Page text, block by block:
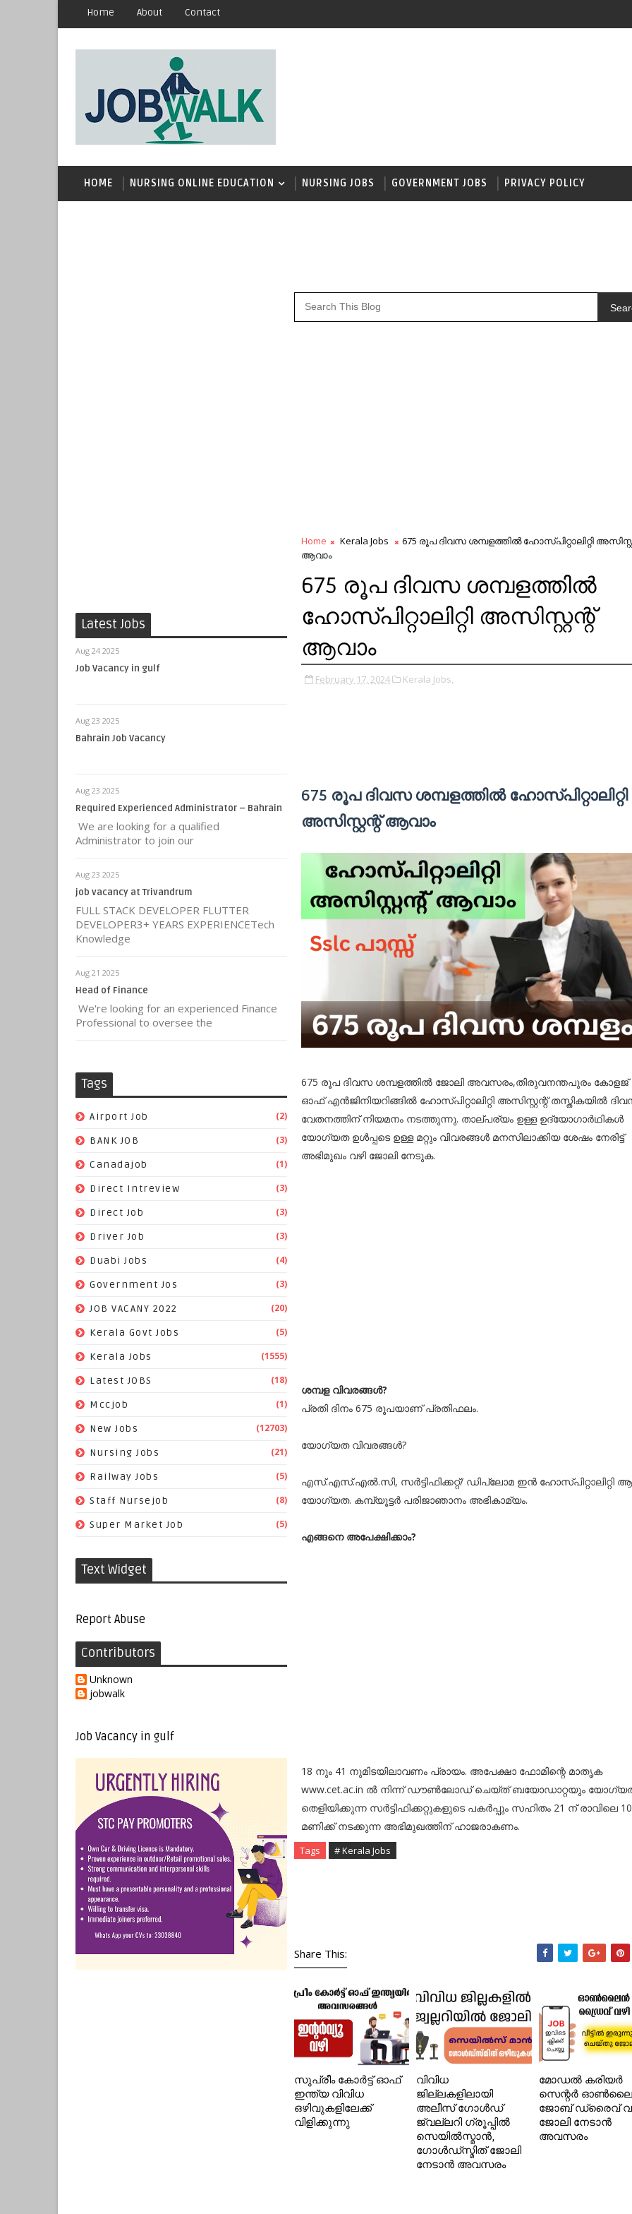
Home About Contact
HOME NURSING ONLINE EDUCATION NURSING JOBS GOVERNMENT JOBS PRIVACY POLICY
Latest Jobs
Aug 24 2025
Job Vacancy in gulf
Aug 23 2025
Bahrain Job Vacancy
Aug 23 2025
Required Experienced Administrator – Bahrain
We are looking for a qualified
Administrator to join our
Aug 23 2025
job vacancy at Trivandrum
FULL STACK DEVELOPER FLUTTER
DEVELOPER3+ YEARS EXPERIENCETech
Knowledge
Aug 21 2025
Head of Finance
We're looking for an experienced Finance
Professional to oversee the
Tags
Airport Job (2)
BANK JOB (3)
Canadajob (1)
Direct Intreview (3)
Direct Job (3)
Driver Job (3)
Duabi Jobs (4)
Government Jos (3)
JOB VACANY 2022 (20)
Kerala Govt Jobs (5)
Kerala Jobs (1555)
Latest JOBS (18)
Mccjob (1)
New Jobs (12703)
Nursing Jobs (21)
Railway Jobs (5)
Staff Nursejob (8)
Super Market Job (5)
Text Widget
Report Abuse
Contributors
Unknown
jobwalk
Job Vacancy in gulf
Home Kerala Jobs
675 രൂപ ദിവസ ശമ്പളത്തിൽ ഹോസ്പിറ്റാലിറ്റി
ആവാം
675 രൂപ ദിവസ ശമ്പളത്തിൽ
ഹോസ്പിറ്റാലിറ്റി അസിസ്റ്റന്റ്
ആവാം
February 17, 2024 Kerala Jobs,
675 രൂപ ദിവസ ശമ്പളത്തിൽ ഹോസ്പിറ്റാലിറ്റി
അസിസ്റ്റന്റ് ആവാം
675 രൂപ ദിവസ ശമ്പളത്തിൽ ജോലി അവസരം,തിരുവനന്തപുരം കോളജ്
ഓഫ് എൻജിനിയറിങ്ങിൽ ഹോസ്പിറ്റാലിറ്റി അസിസ്റ്റന്റ് തസ്തികയിൽ
വേതനത്തിന് നിയമനം നടത്തുന്നു. താല്പര്യം ഉള്ള ഉദ്യോഗാർഥികൾ
യോഗ്യത ഉൾപ്പടെ ഉള്ള മറ്റും വിവരങ്ങൾ മനസിലാക്കിയ ശേഷം നേരിട്ട്
അഭിമുഖം വഴി ജോലി നേടുക.
ശമ്പള വിവരങ്ങൾ?
പ്രതി ദിനം 675 രൂപയാണ് പ്രതിഫലം.
യോഗ്യത വിവരങ്ങൾ?
എസ്.എസ്.എൽ.സി, സർട്ടിഫിക്കറ്റ്/ ഡിപ്ലോമ ഇൻ ഹോസ്പിറ്റാലിറ്റി
യോഗ്യത. കമ്പ്യൂട്ടർ പരിജാഞാനം അഭികാമ്യം.
എങ്ങനെ അപേക്ഷിക്കാം?
18 നും 41 നുമിടയിലാവണം പ്രായം. അപേക്ഷാ ഫോമിന്റെ മാതൃക
www.cet.ac.in ൽ നിന്ന് ഡൗൺലോഡ് ചെയ്ത് ബയോഡാറ്റയും
തെളിയിക്കുന്ന സർട്ടിഫിക്കറ്റുകളുടെ പകർപ്പും സഹിതം 21 ന് രാവിലെ 10
മണിക്ക് നടക്കുന്ന അഭിമുഖത്തിന് ഹാജരാകണം.
Tags # Kerala Jobs
Share This:
സുപ്രീം കോർട്ട് ഓഫ്
ഇന്ത്യ വിവിധ
ഒഴിവുകളിലേക്ക്
വിളിക്കുന്നു
വിവിധ
ജില്ലകളിലായി
അലീസ് ഗോൾഡ്
ജ്വല്ലറി ഗ്രൂപ്പിൽ
സെയിൽസ്മാൻ,
ഗോൾഡ്‌സ്മിത് ജോലി
നേടാൻ അവസരം
മോഡൽ കരിയർ
സെന്റർ
ജോബ് ഡ്രൈവ്
ജോലി നേടാൻ
അവസരം